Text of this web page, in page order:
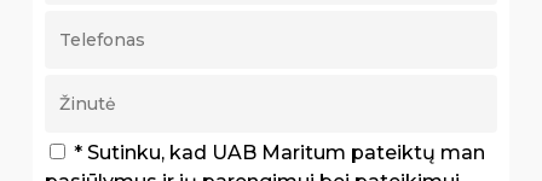
* Sutinku, kad UAB Maritum pateiktų man